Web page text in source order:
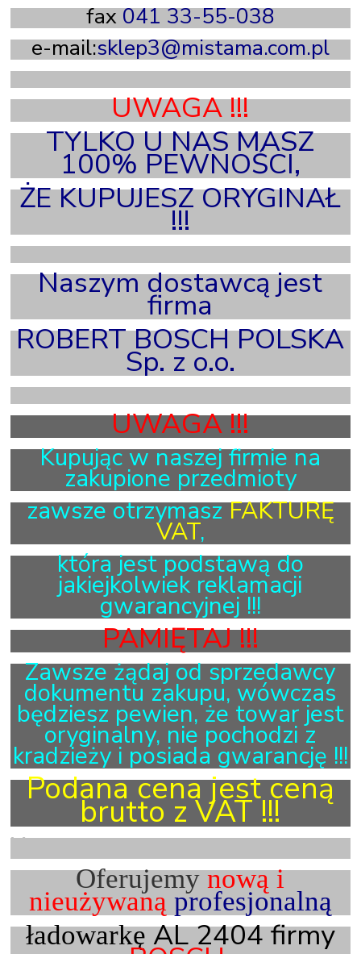
fax041 33-55-038
e-mail:sklep3@mistama.com.pl
UWAGA !!!
TYLKO U NAS MASZ
100% PEWNOŚCI,
ŻE KUPUJESZ ORYGINAŁ
!!!
Naszym dostawcą jest
firma
ROBERT BOSCH POLSKA
Sp. z o.o.
UWAGA !!!
Kupując w naszej firmie na
zakupione przedmioty
zawsze otrzymaszFAKTURĘ
VAT,
która jest podstawą do
jakiejkolwiek reklamacji
gwarancyjnej !!!
PAMIĘTAJ !!!
Zawsze żądaj od sprzedawcy
dokumentu zakupu, wówczas
będziesz pewien, że towar jest
oryginalny, nie pochodzi z
kradzieży i posiada gwarancję !!!
Podana cena jest ceną
brutto z VAT !!!
X
Oferujemynową i
nieużywaną profesjonalną
ładowarkęAL 2404 firmy